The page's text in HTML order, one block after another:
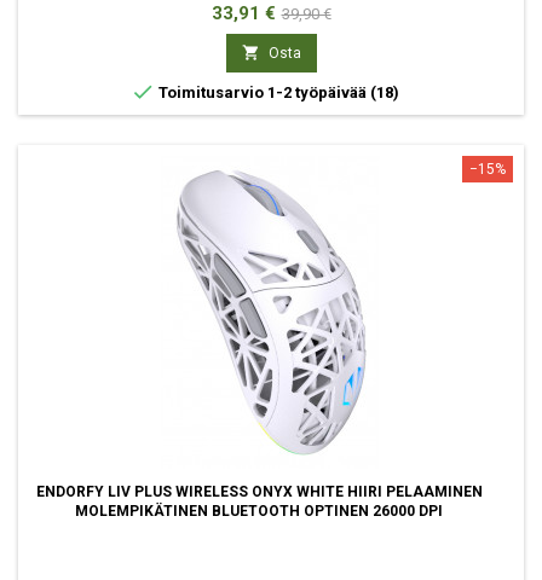
Hinta
33,91 € Normaali
hinta
39,90 €
 Osta
 Toimitusarvio 1-2 työpäivää (18)
−15%
ENDORFY LIV PLUS WIRELESS ONYX WHITE HIIRI PELAAMINEN
MOLEMPIKÄTINEN BLUETOOTH OPTINEN 26000 DPI